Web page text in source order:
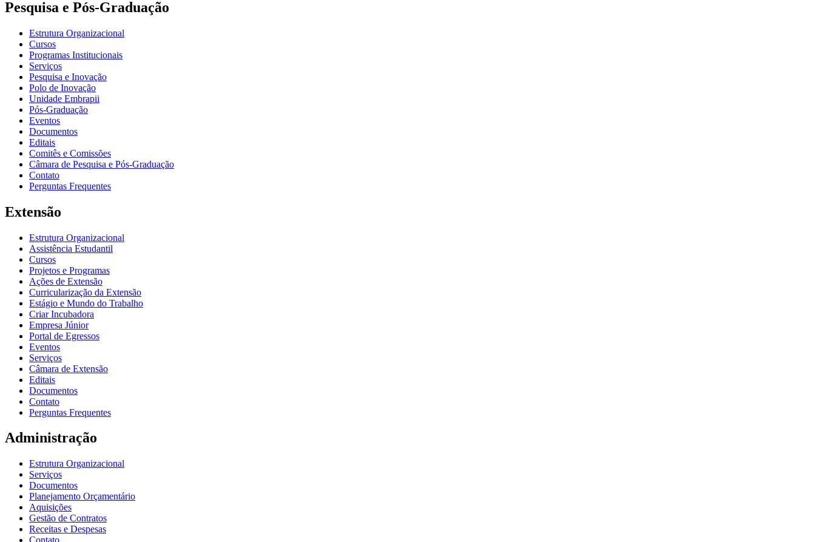
Pesquisa e Pós-Graduação
Estrutura Organizacional
Cursos
Programas Institucionais
Serviços
Pesquisa e Inovação
Polo de Inovação
Unidade Embrapii
Pós-Graduação
Eventos
Documentos
Editais
Comitês e Comissões
Câmara de Pesquisa e Pós-Graduação
Contato
Perguntas Frequentes
Extensão
Estrutura Organizacional
Assistência Estudantil
Cursos
Projetos e Programas
Ações de Extensão
Curricularização da Extensão
Estágio e Mundo do Trabalho
Criar Incubadora
Empresa Júnior
Portal de Egressos
Eventos
Serviços
Câmara de Extensão
Editais
Documentos
Contato
Perguntas Frequentes
Administração
Estrutura Organizacional
Serviços
Documentos
Planejamento Orçamentário
Aquisições
Gestão de Contratos
Receitas e Despesas